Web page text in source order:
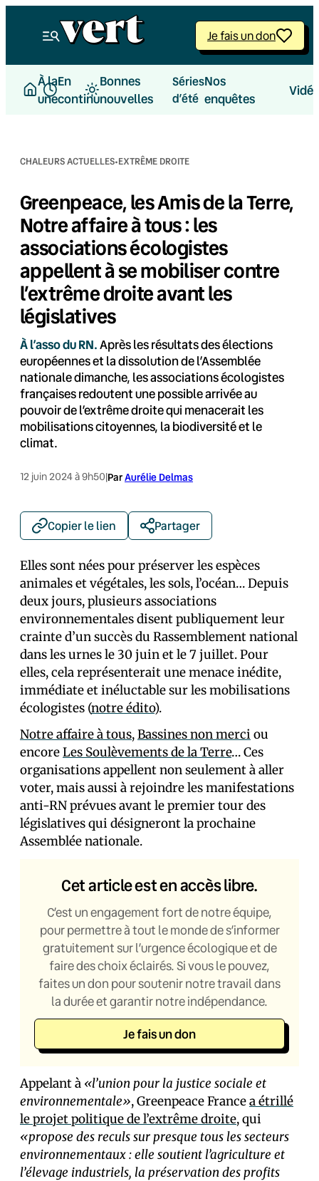
Je fais un don
À la
une
En
continu
Bonnes
nouvelles
Séries
d’été
Nos
enquêtes
CHALEURS ACTUELLES·EXTRÊME DROITE
Greenpeace, les Amis de la Terre,
Notre affaire à tous : les
associations écologistes
appellent à se mobiliser contre
l’extrême droite avant les
législatives
À l’asso du RN.Après les résultats des élections
européennes et la dissolution de l’Assemblée
nationale dimanche, les associations écologistes
françaises redoutent une possible arrivée au
pouvoir de l’extrême droite qui menacerait les
mobilisations citoyennes, la biodiversité et le
climat.
12 juin 2024 à 9h50|ParAurélie Delmas
Copier le lien Partager
Elles sont nées pour préserver les espèces
animales et végétales, les sols, l’océan… Depuis
deux jours, plusieurs associations
environnementales disent publiquement leur
crainte d’un succès du Rassemblement national
dans les urnes le 30 juin et le 7 juillet. Pour
elles, cela représenterait une menace inédite,
immédiate et inéluctable sur les mobilisations
écologistes (notre édito).
Notre affaire à tous,Bassines non merci ou
encoreLes Soulèvements de la Terre… Ces
organisations appellent non seulement à aller
voter, mais aussi à rejoindre les manifestations
anti-RN prévues avant le premier tour des
législatives qui désigneront la prochaine
Assemblée nationale.
Cet article est en accès libre.
C’est un engagement fort de notre équipe,
pour permettre à tout le monde de s’informer
gratuitement sur l’urgence écologique et de
faire des choix éclairés. Si vous le pouvez,
faites un don pour soutenir notre travail dans
la durée et garantir notre indépendance.
Je fais un don
Appelant à «l’union pour la justice sociale et
environnementale», Greenpeace Francea étrillé
le projet politique de l’extrême droite, qui
«propose des reculs sur presque tous les secteurs
environnementaux : elle soutient l’agriculture et
l’élevage industriels, la préservation des profits